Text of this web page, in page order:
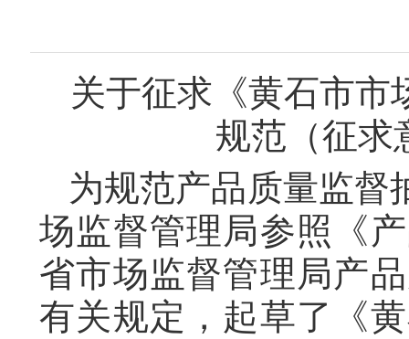
关于征求《黄石市市
规范（征求
为规范产品质量监督
场监督管理局参照《
省市场监督管理局产
有关规定，起草了《